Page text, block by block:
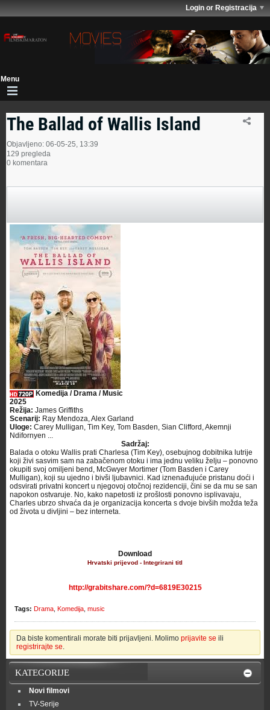
Login or Registracija
The Ballad of Wallis Island
Objavljeno: 06-05-25, 13:39
129 pregleda
0 komentara
Komedija / Drama / Music
2025
Režija: James Griffiths
Scenarij: Ray Mendoza, Alex Garland
Uloge: Carey Mulligan, Tim Key, Tom Basden, Sian Clifford, Akemnji
Ndifornyen ...
Sadržaj:
Balada o otoku Wallis prati Charlesa (Tim Key), osebujnog dobitnika lutrije
koji živi sasvim sam na zabačenom otoku i ima jednu veliku želju – ponovno
okupiti svoj omiljeni bend, McGwyer Mortimer (Tom Basden i Carey
Mulligan), koji su ujedno i bivši ljubavnici. Kad iznenađujuće pristanu doći i
odsvirati privatni koncert u njegovoj otočnoj rezidenciji, čini se da mu se san
napokon ostvaruje. No, kako napetosti iz prošlosti ponovno isplivavaju,
Charles ubrzo shvaća da je organizacija koncerta s dvoje bivših možda teža
od života u divljini – bez interneta.
Download
Hrvatski prijevod - Integrirani titl
http://grabitshare.com/?d=6819E30215
Tags: Drama Komedija music
Da biste komentirali morate biti prijavljeni. Molimo prijavite se ili
registrirajte se.
KATEGORIJE
Novi filmovi
TV-Serije